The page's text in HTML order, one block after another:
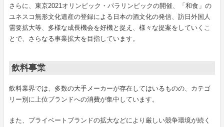
さらに、東京2021オリンピック・パラリンピックの開催、「和食」の
ユネスコ無形文化遺産の登録による日本の酒文化の発信、訪日外国人
需要拡大等、多様な成長機会を好機と捉え、様々な提案をしていくこ
とで、さらなる事業拡大を目指しています。
飲料事業
飲料業界では、多数の大手メーカーが存在してはいるものの、カテゴ
リー別に上位ブランドへの消費が集中しています。
また、プライベートブランドの拡大などにより厳しい競争環境が続く